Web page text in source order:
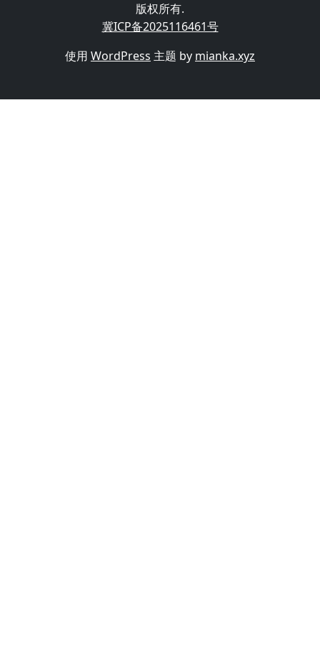
版权所有.
冀ICP备2025116461号
使用 WordPress 主题 by mianka.xyz